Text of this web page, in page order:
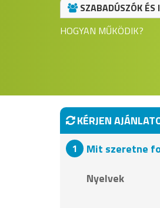
SZABADÚSZÓK ÉS
HOGYAN MŰKÖDIK?
KÉRJEN
Mit szeretne
Nyelvek